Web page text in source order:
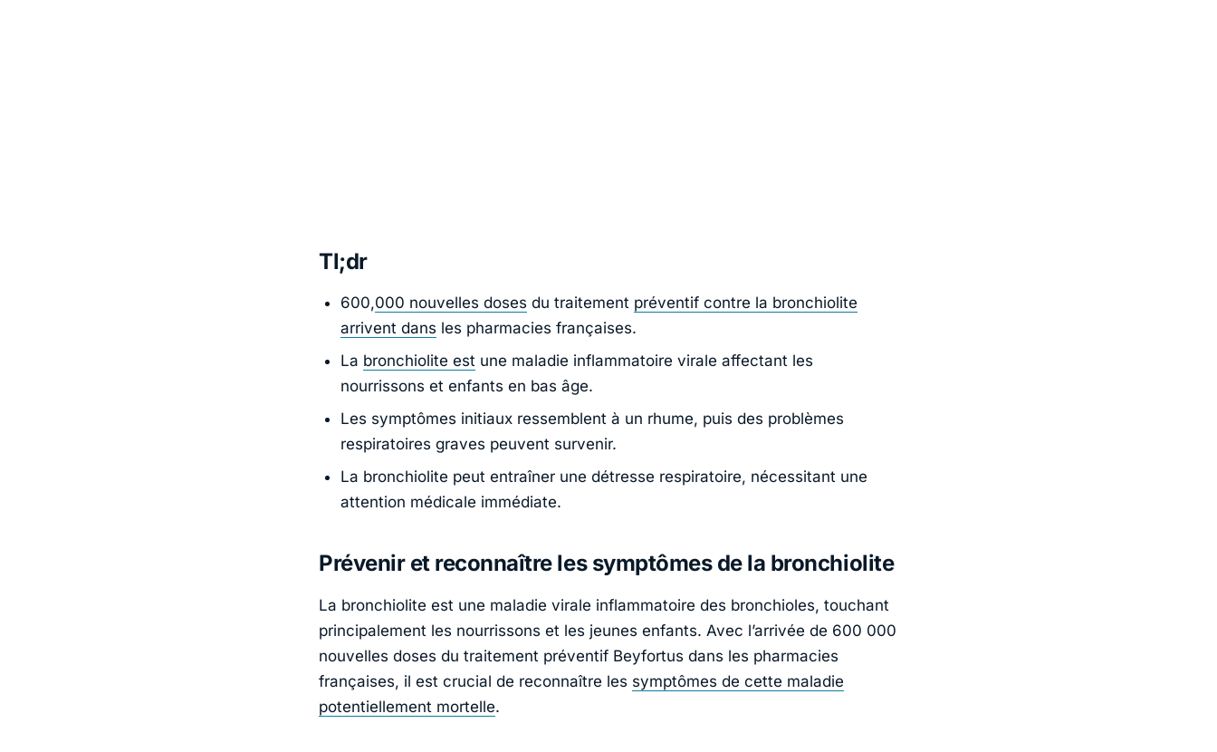
Tl;dr
600,000 nouvelles doses du traitement préventif contre la bronchiolite
arrivent dans les pharmacies françaises.
La bronchiolite est une maladie inflammatoire virale affectant les
nourrissons et enfants en bas âge.
Les symptômes initiaux ressemblent à un rhume, puis des problèmes
respiratoires graves peuvent survenir.
La bronchiolite peut entraîner une détresse respiratoire, nécessitant une
attention médicale immédiate.
Prévenir et reconnaître les symptômes de la bronchiolite
La bronchiolite est une maladie virale inflammatoire des bronchioles, touchant
principalement les nourrissons et les jeunes enfants. Avec l’arrivée de 600 000
nouvelles doses du traitement préventif Beyfortus dans les pharmacies
françaises, il est crucial de reconnaître les symptômes de cette maladie
potentiellement mortelle.